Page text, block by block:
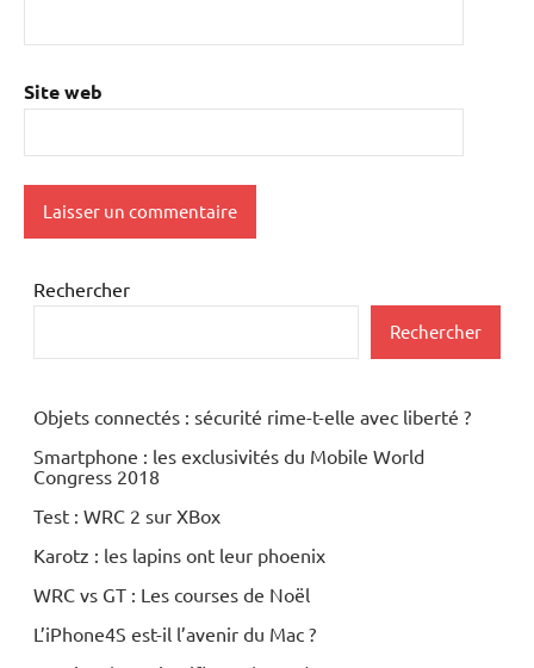
Site web
Rechercher
Rechercher
Objets connectés : sécurité rime-t-elle avec liberté ?
Smartphone : les exclusivités du Mobile World
Congress 2018
Test : WRC 2 sur XBox
Karotz : les lapins ont leur phoenix
WRC vs GT : Les courses de Noël
L’iPhone4S est-il l’avenir du Mac ?